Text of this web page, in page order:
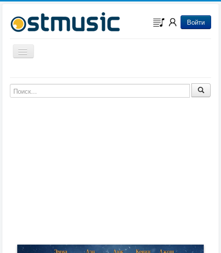
Войти
Включить/выключить навигацию
Музыка из мультфильмов
Музыка из сериалов